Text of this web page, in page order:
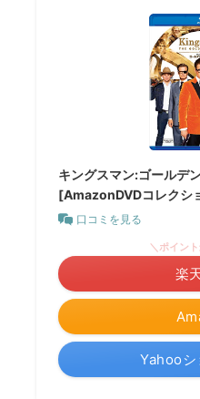
キングスマン:ゴールデ
[AmazonDVDコレク
口コミを見る
＼ポイン
楽
Yahooシ